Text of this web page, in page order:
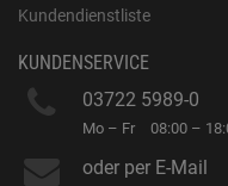
Kundendienstliste
KUNDENSERVICE
03722 5989-0
Mo – Fr 08:00 –
oder per E-Mail